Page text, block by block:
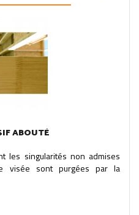
ABOUTÉ
les singularités non admises
visée sont purgées par la